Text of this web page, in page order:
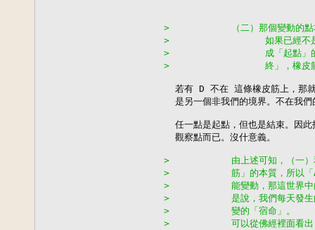
>           （二）那個變動的點本
>                 如果已經不是循環
>                 成「起點」的東西
>                 終」，橡皮筋就
若有 D 不在 這條橡皮筋上，那
是另一個非我們的境界。不在我們
任一點是起點，但也是結束。因
  觀察點而已。沒什意義。
>           由上述可知，（一）和
>           筋」的本質，所以「
>           能變動，那這世界中的
>           是說，我們每天發生的
>           變的「宿命」。
>           可以從佛經裡面看出「